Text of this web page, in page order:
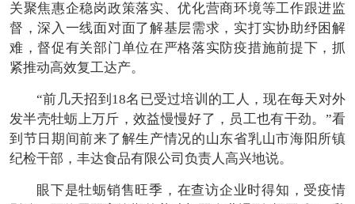
关聚焦惠企稳岗政策落实、优化营商环境等工作跟进监
督，深入一线面对面了解基层需求，实打实协助纾困解
难，督促有关部门单位在严格落实防疫措施前提下，抓
紧推动高效复工达产。
“前几天招到18名已受过培训的工人，现在每天对外
发半壳牡蛎上万斤，效益慢慢好了，员工也有干劲。”看
到节日期间前来了解生产情况的山东省乳山市海阳所镇
纪检干部，丰达食品有限公司负责人高兴地说。
眼下是牡蛎销售旺季，在查访企业时得知，受疫情